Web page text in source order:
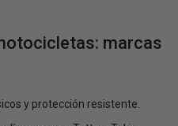
marcas
y protección resistente.